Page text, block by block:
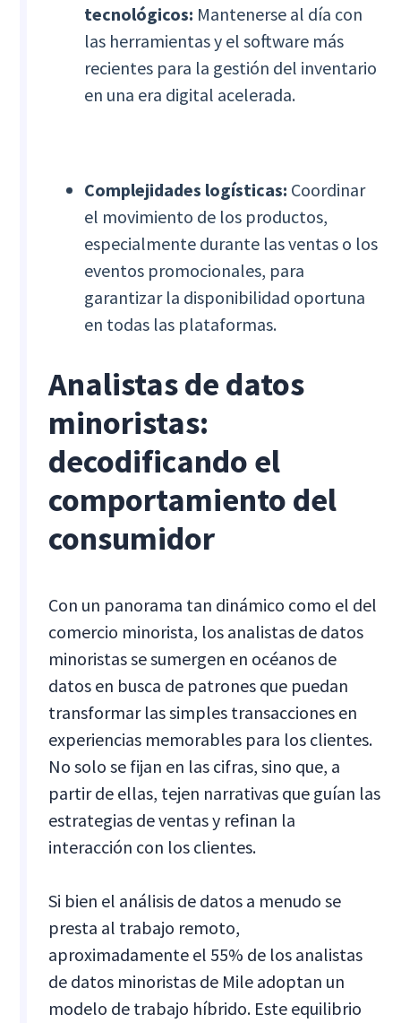
tecnológicos: Mantenerse al día con
las herramientas y el software más
recientes para la gestión del inventario
en una era digital acelerada.
Complejidades logísticas: Coordinar
el movimiento de los productos,
especialmente durante las ventas o los
eventos promocionales, para
garantizar la disponibilidad oportuna
en todas las plataformas.
Analistas de datos
minoristas:
decodificando el
comportamiento del
consumidor
Con un panorama tan dinámico como el del
comercio minorista, los analistas de datos
minoristas se sumergen en océanos de
datos en busca de patrones que puedan
transformar las simples transacciones en
experiencias memorables para los clientes.
No solo se fijan en las cifras, sino que, a
partir de ellas, tejen narrativas que guían las
estrategias de ventas y refinan la
interacción con los clientes.
Si bien el análisis de datos a menudo se
presta al trabajo remoto,
aproximadamente el 55% de los analistas
de datos minoristas de Mile adoptan un
modelo de trabajo híbrido. Este equilibrio